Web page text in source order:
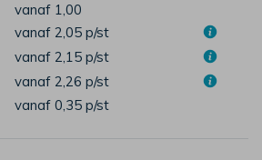
vanaf 1,00
vanaf 2,05 p/st
vanaf 2,15 p/st
vanaf 2,26 p/st
vanaf 0,35 p/st